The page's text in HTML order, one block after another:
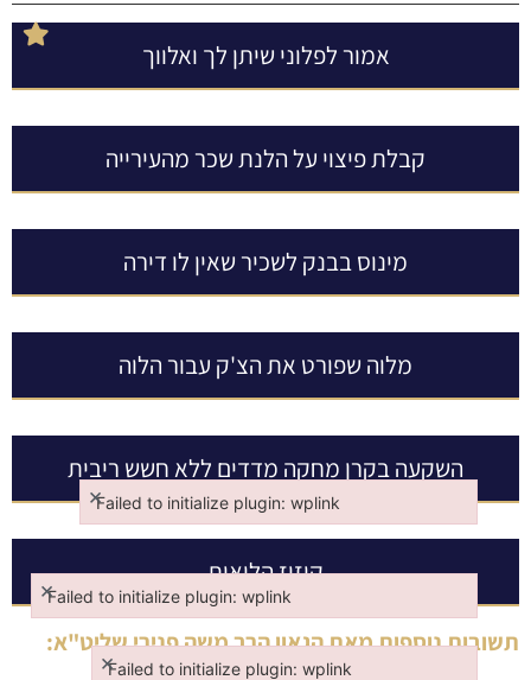
אמור לפלוני שיתן לך ואלווך
קבלת פיצוי על הלנת שכר מהעירייה
מינוס בבנק לשכיר שאין לו דירה
מלוה שפורט את הצ'ק עבור הלוה
השקעה בקרן מחקה מדדים ללא חשש ריבית
קיזוז הלואות
תשובות נוספות מאתהגאון הרב משה פנירי שליט"א:
Failed to initialize plugin: wplink
×
Failed to initialize plugin: wplink
Failed to initialize plugin: wplink
×
Failed to initialize plugin: wplink
×
Failed to initialize plugin: wplink